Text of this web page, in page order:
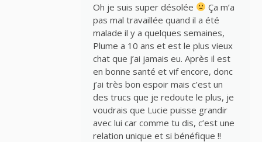
Oh je suis super désolée
Ça m’a
pas mal travaillée quand il a été
malade il y a quelques semaines,
Plume a 10 ans et est le plus vieux
chat que j’ai jamais eu. Après il est
en bonne santé et vif encore, donc
j’ai très bon espoir mais c’est un
des trucs que je redoute le plus, je
voudrais que Lucie puisse grandir
avec lui car comme tu dis, c’est une
relation unique et si bénéfique !!